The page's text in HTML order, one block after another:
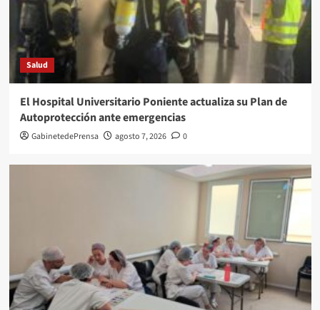
Salud
El Hospital Universitario Poniente actualiza su Plan de
Autoprotección ante emergencias
GabinetedePrensa agosto 7, 2026 0